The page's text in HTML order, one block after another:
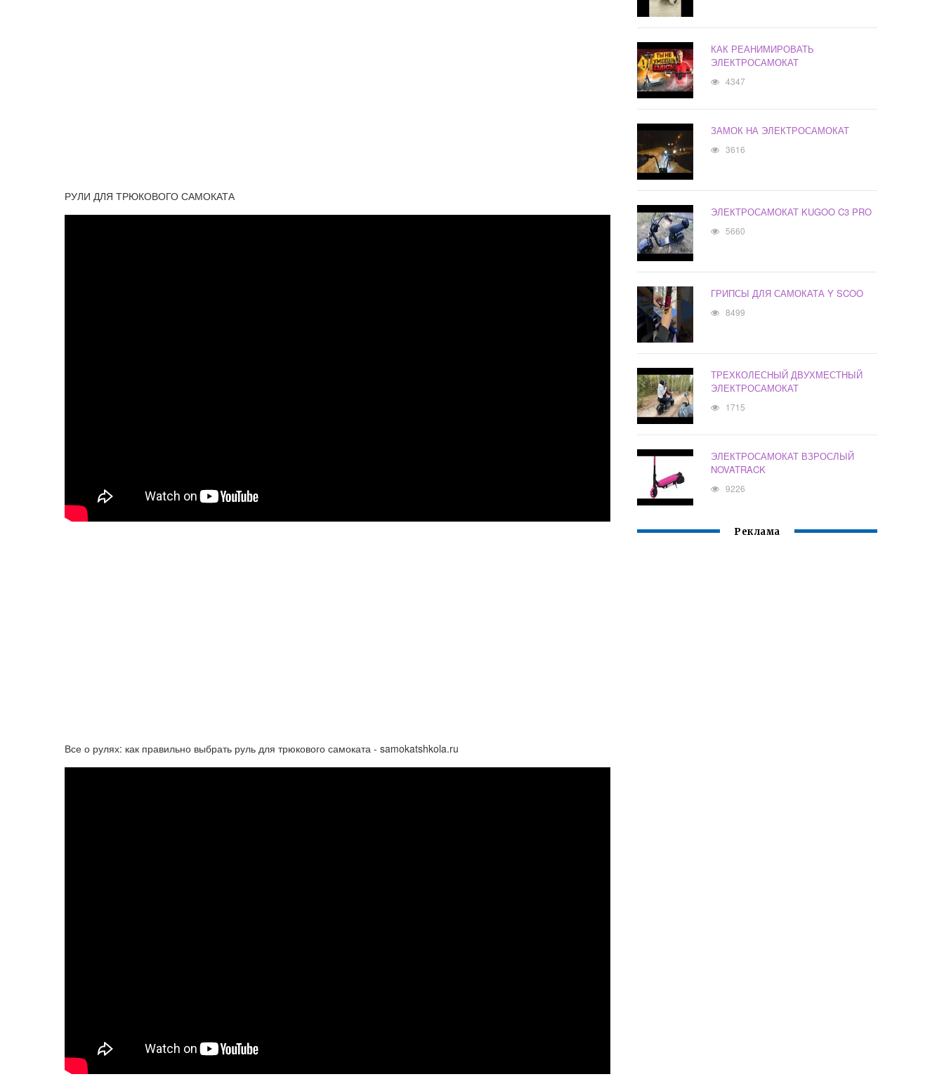
РУЛИ ДЛЯ ТРЮКОВОГО САМОКАТА
Все о рулях: как правильно выбрать руль для трюкового самоката - samokatshkola.ru
КАК РЕАНИМИРОВАТЬ
ЭЛЕКТРОСАМОКАТ
4347
ЗАМОК НА ЭЛЕКТРОСАМОКАТ
3616
ЭЛЕКТРОСАМОКАТ KUGOO C3 PRO
5660
ГРИПСЫ ДЛЯ САМОКАТА Y SCOO
8499
ТРЕХКОЛЕСНЫЙ ДВУХМЕСТНЫЙ
ЭЛЕКТРОСАМОКАТ
1715
ЭЛЕКТРОСАМОКАТ ВЗРОСЛЫЙ
NOVATRACK
9226
Реклама